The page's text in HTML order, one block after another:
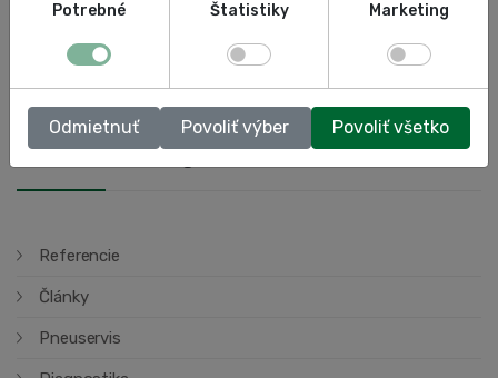
+421/905 511 085
Obľúbené kategórie:
Referencie
Články
Pneuservis
Potrebné Štatistiky Marketing
Odmietnuť Povoliť výber Povoliť všetko